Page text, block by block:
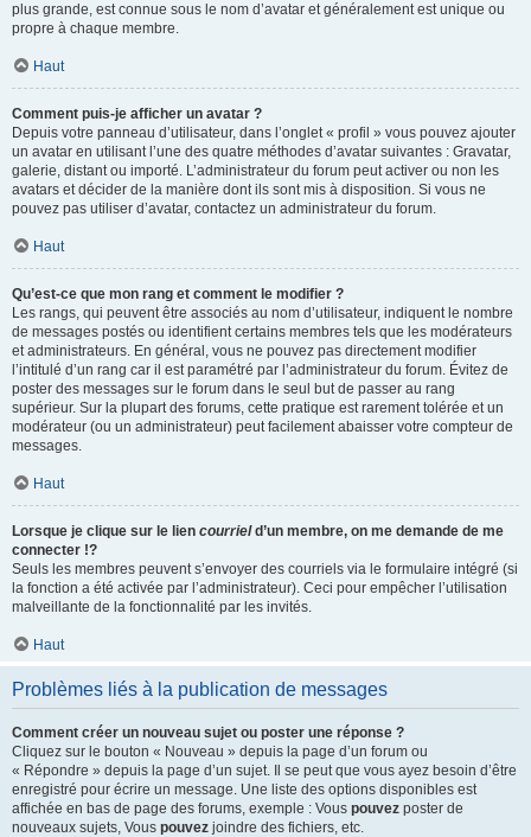
plus grande, est connue sous le nom d’avatar et généralement est unique ou
propre à chaque membre.
Haut
Comment puis-je afficher un avatar ?
Depuis votre panneau d’utilisateur, dans l’onglet « profil » vous pouvez ajouter
un avatar en utilisant l’une des quatre méthodes d’avatar suivantes : Gravatar,
galerie, distant ou importé. L’administrateur du forum peut activer ou non les
avatars et décider de la manière dont ils sont mis à disposition. Si vous ne
pouvez pas utiliser d’avatar, contactez un administrateur du forum.
Haut
Qu’est-ce que mon rang et comment le modifier ?
Les rangs, qui peuvent être associés au nom d’utilisateur, indiquent le nombre
de messages postés ou identifient certains membres tels que les modérateurs
et administrateurs. En général, vous ne pouvez pas directement modifier
l’intitulé d’un rang car il est paramétré par l’administrateur du forum. Évitez de
poster des messages sur le forum dans le seul but de passer au rang
supérieur. Sur la plupart des forums, cette pratique est rarement tolérée et un
modérateur (ou un administrateur) peut facilement abaisser votre compteur de
messages.
Haut
Lorsque je clique sur le lien courrield’un membre, on me demande de me
connecter !?
Seuls les membres peuvent s’envoyer des courriels via le formulaire intégré (si
la fonction a été activée par l’administrateur). Ceci pour empêcher l’utilisation
malveillante de la fonctionnalité par les invités.
Haut
Problèmes liés à la publication de messages
Comment créer un nouveau sujet ou poster une réponse ?
Cliquez sur le bouton « Nouveau » depuis la page d’un forum ou
« Répondre » depuis la page d’un sujet. Il se peut que vous ayez besoin d’être
enregistré pour écrire un message. Une liste des options disponibles est
affichée en bas de page des forums, exemple : Vous pouvez poster de
nouveaux sujets, Vous pouvez joindre des fichiers, etc.